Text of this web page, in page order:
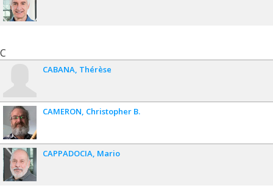
C
CABANA Thérèse
CAMERON Christopher B.
CAPPADOCIA Mario